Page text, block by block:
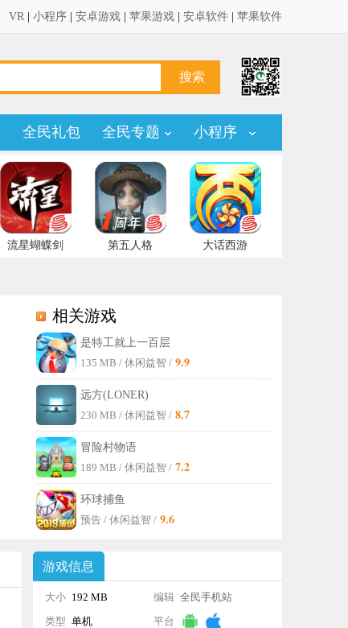
VR 小程序 安卓游戏 苹果游戏 安卓软件 苹果软件
全民礼包 全民专题 小程序
流星蝴蝶剑 第五人格 大话西游
相关游戏
是特工就上一百层
135 MB / 休闲益智 / 9.9
远方(LONER)
230 MB / 休闲益智 / 8.7
冒险村物语
189 MB / 休闲益智 / 7.2
环球捕鱼
预告 / 休闲益智 / 9.6
游戏信息
大小 192 MB 编辑 全民手机站
类型 单机
平台